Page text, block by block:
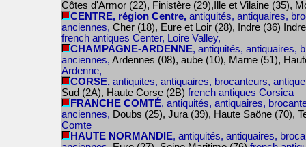
Côtes d'Armor (22), Finistère (29),Ille et Vilaine (35),
CENTRE, région Centre, antiquités, antiquaires,
anciennes, Cher (18), Eure et Loir (28), Indre (36)
french antiques Center, Loire Valley,
CHAMPAGNE-ARDENNE, antiquités, antiquaires,
anciennes, Ardennes (08), aube (10), Marne (51),
Ardenne,
CORSE, antiquites, antiquaires, brocanteurs,
Sud (2A), Haute Corse (2B) french antiques Corsica
FRANCHE COMTÉ, antiquités, antiquaires,
anciennes, Doubs (25), Jura (39), Haute Saöne (70),
Comte
HAUTE NORMANDIE, antiquités, antiquaires,